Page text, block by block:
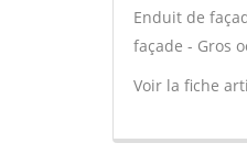
Enduit de
façade - Gros
Voir la fiche